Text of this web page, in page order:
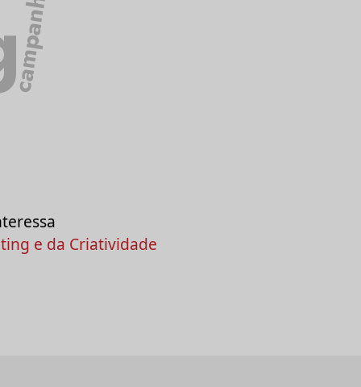
campanha
e da Criatividade